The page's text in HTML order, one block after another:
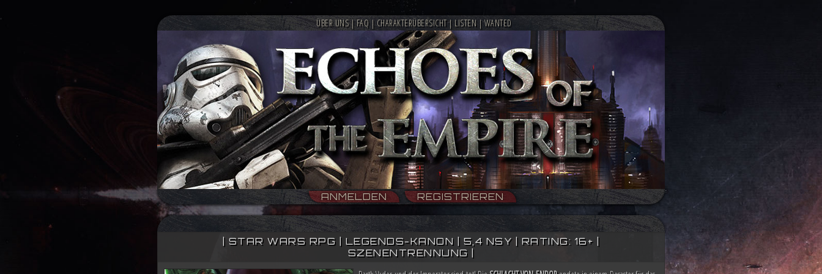
ÜBER UNS| FAQ| CHARAKTERÜBERSICHT| LISTEN|WANTED
ANMELDEN REGISTRIEREN
| STAR WARS RPG | LEGENDS-KANON | 5,4 NSY | RATING: 16+ |
SZENENTRENNUNG |